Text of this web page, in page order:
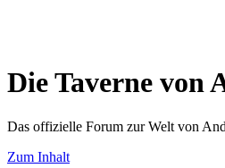
Die Taverne von
Das offizielle Forum zur Welt von
Zum Inhalt